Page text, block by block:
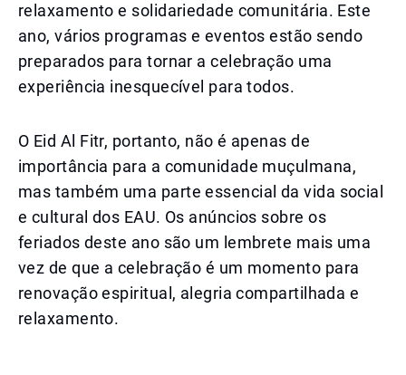
relaxamento e solidariedade comunitária. Este
ano, vários programas e eventos estão sendo
preparados para tornar a celebração uma
experiência inesquecível para todos.
O Eid Al Fitr, portanto, não é apenas de
importância para a comunidade muçulmana,
mas também uma parte essencial da vida social
e cultural dos EAU. Os anúncios sobre os
feriados deste ano são um lembrete mais uma
vez de que a celebração é um momento para
renovação espiritual, alegria compartilhada e
relaxamento.